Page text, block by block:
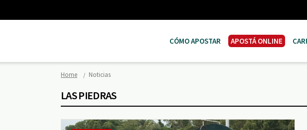
CÓMO APOSTAR APOSTÁ ONLINE
Home Noticias
LAS PIEDRAS